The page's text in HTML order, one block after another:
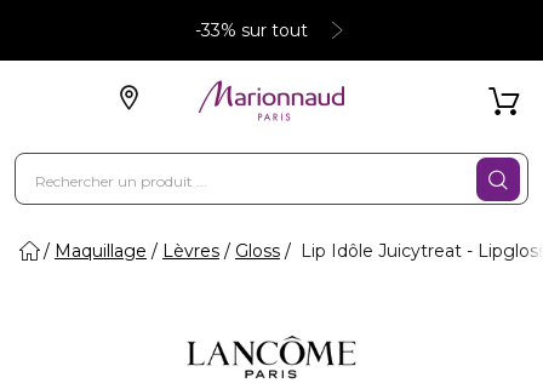
-33% sur tout
Maquillage Lèvres Gloss Lip Idôle Juicytreat -